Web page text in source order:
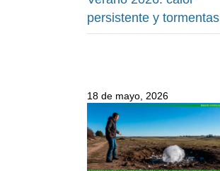
persistente y tormentas
18 de mayo, 2026